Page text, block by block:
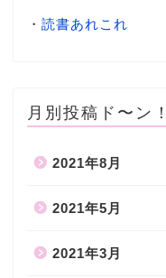
・ 読書あれこれ
月別投稿ド〜ン！
2021年8月
2021年5月
2021年3月